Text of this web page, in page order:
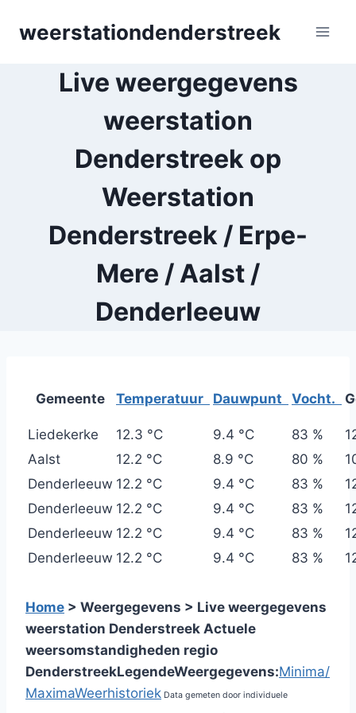
weerstationdenderstreek
Live weergegevens
weerstation
Denderstreek op
Weerstation
Denderstreek / Erpe-
Mere / Aalst /
Denderleeuw
Gemeente Temperatuur Dauwpunt Vocht.
Liedekerke 12.3 °C 9.4 °C 83 %
Aalst
12.2 °C 8.9 °C 80 %
Denderleeuw 12.2 °C 9.4 °C 83 %
Denderleeuw 12.2 °C 9.4 °C 83 %
Denderleeuw 12.2 °C 9.4 °C 83 %
Denderleeuw 12.2 °C 9.4 °C 83 %
Home > Weergegevens > Live weergegevens
weerstation Denderstreek Actuele
weersomstandigheden regio
DenderstreekLegendeWeergegevens:Minima/
MaximaWeerhistoriek Data gemeten door individuele